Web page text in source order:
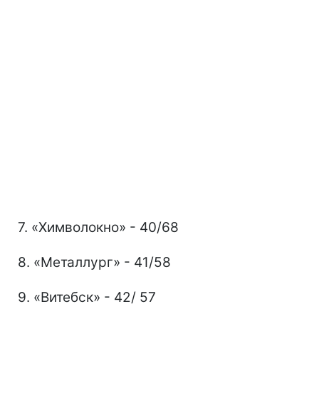
7. «Химволокно» - 40/68
8. «Металлург» - 41/58
9. «Витебск» - 42/ 57